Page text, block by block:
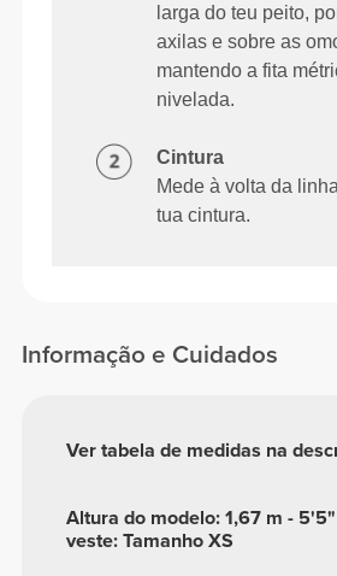
larga do teu peito,
axilas e sobre as
mantendo a fita
nivelada.
Cintura
Mede à volta da
tua cintura.
Informação e Cuidados
Altura do modelo: 1,67 m -
veste: Tamanho XS
Ver tabela de medidas na